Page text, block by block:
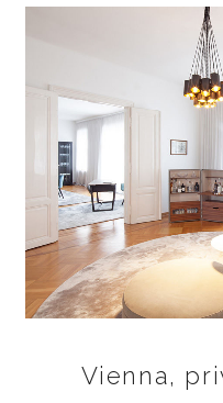
Vienna,